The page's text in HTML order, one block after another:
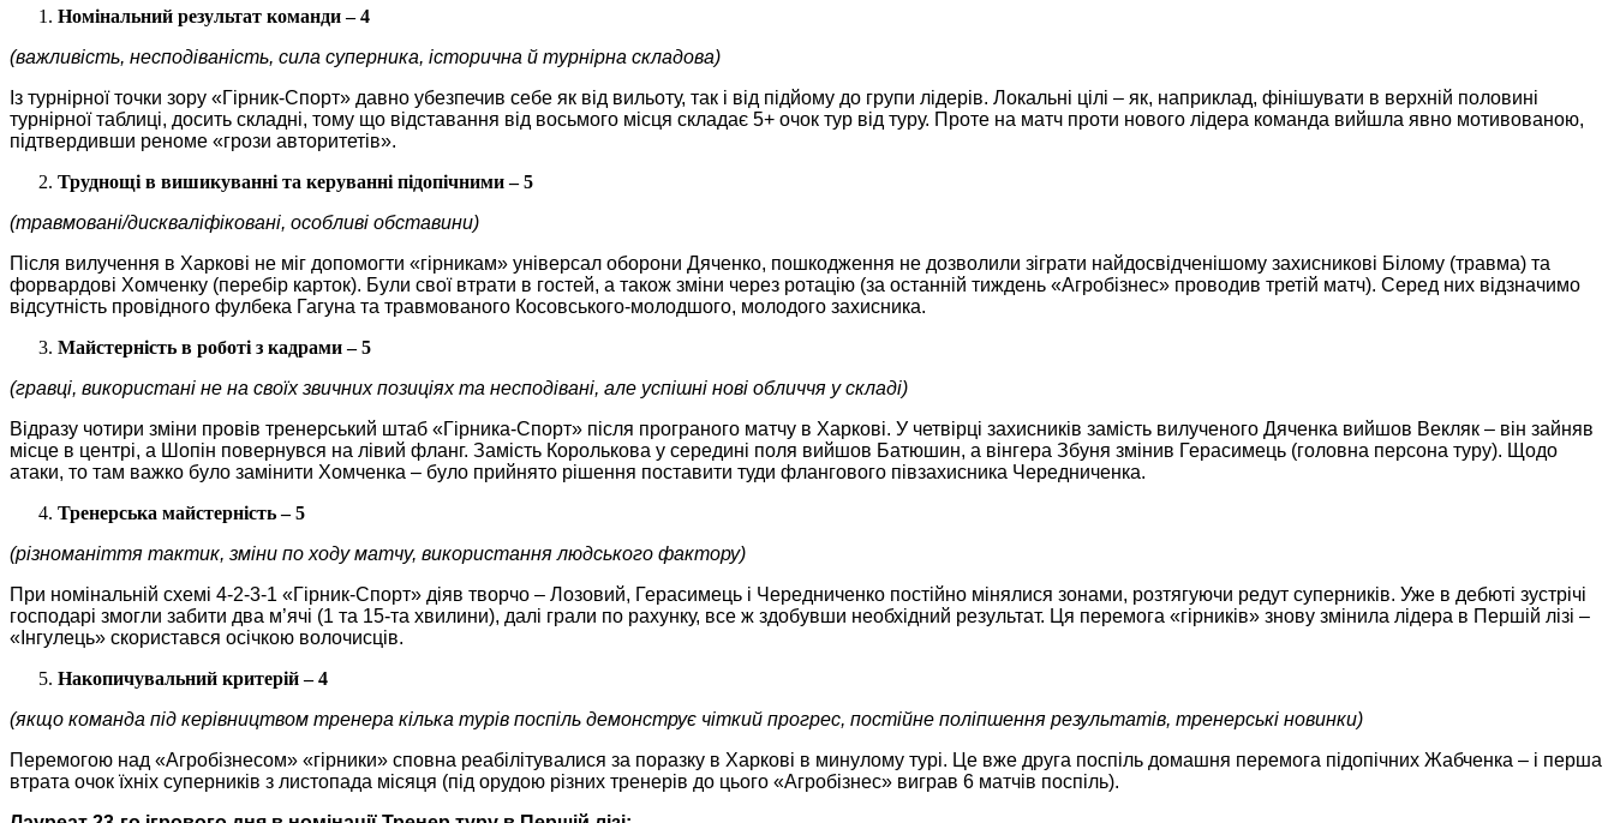
Номінальний результат команди – 4
(важливість, несподіваність, сила суперника, історична й турнірна складова)
Із турнірної точки зору «Гірник-Спорт» давно убезпечив себе як від вильоту, так і від підйому до групи лідерів. Локальні цілі – як, наприклад, фінішувати в верхній половині
турнірної таблиці, досить складні, тому що відставання від восьмого місця складає 5+ очок тур від туру. Проте на матч проти нового лідера команда вийшла явно мотивованою,
підтвердивши реноме «грози авторитетів».
Труднощі в вишикуванні та керуванні підопічними – 5
(травмовані/дискваліфіковані, особливі обставини)
Після вилучення в Харкові не міг допомогти «гірникам» універсал оборони Дяченко, пошкодження не дозволили зіграти найдосвідченішому захисникові Білому (травма) та
форвардові Хомченку (перебір карток). Були свої втрати в гостей, а також зміни через ротацію (за останній тиждень «Агробізнес» проводив третій матч). Серед них відзначимо
відсутність провідного фулбека Гагуна та травмованого Косовського-молодшого, молодого захисника.
Майстерність в роботі з кадрами – 5
(гравці, використані не на своїх звичних позиціях та несподівані, але успішні нові обличчя у складі)
Відразу чотири зміни провів тренерський штаб «Гірника-Спорт» після програного матчу в Харкові. У четвірці захисників замість вилученого Дяченка вийшов Векляк – він зайняв
місце в центрі, а Шопін повернувся на лівий фланг. Замість Королькова у середині поля вийшов Батюшин, а вінгера Збуня змінив Герасимець (головна персона туру). Щодо
атаки, то там важко було замінити Хомченка – було прийнято рішення поставити туди флангового півзахисника Чередниченка.
Тренерська майстерність – 5
(різноманіття тактик, зміни по ходу матчу, використання людського фактору)
При номінальній схемі 4-2-3-1 «Гірник-Спорт» діяв творчо – Лозовий, Герасимець і Чередниченко постійно мінялися зонами, розтягуючи редут суперників. Уже в дебюті зустрічі
господарі змогли забити два м’ячі (1 та 15-та хвилини), далі грали по рахунку, все ж здобувши необхідний результат. Ця перемога «гірників» знову змінила лідера в Першій лізі –
«Інгулець» скористався осічкою волочисців.
Накопичувальний критерій – 4
(якщо команда під керівництвом тренера кілька турів поспіль демонструє чіткий прогрес, постійне поліпшення результатів, тренерські новинки)
Перемогою над «Агробізнесом» «гірники» сповна реабілітувалися за поразку в Харкові в минулому турі. Це вже друга поспіль домашня перемога підопічних Жабченка – і перша
втрата очок їхніх суперників з листопада місяця (під орудою різних тренерів до цього «Агробізнес» виграв 6 матчів поспіль).